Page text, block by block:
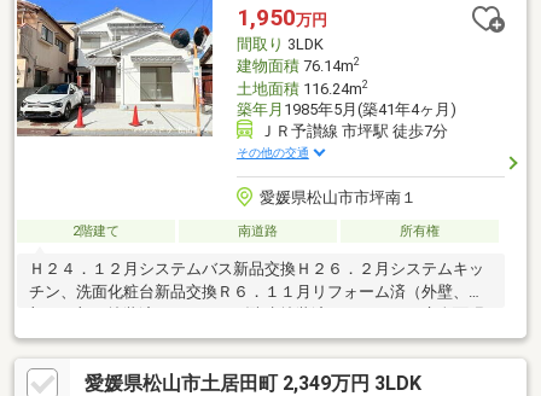
1,950万円
間取り 3LDK
建物面積76.14m2
土地面積116.24m2
築年月 1985年5月(築41年4ヶ月)
ＪＲ予讃線 市坪駅 徒歩7分
その他の交通
愛媛県松山市市坪南１
2階建て 南道路 所有権
Ｈ２４．１２月システムバス新品交換Ｈ２６．２月システムキッ
チン、洗面化粧台新品交換Ｒ６．１１月リフォーム済（外壁、内
替済み、トイレ新品交換、畳表替え、襖張替え、シューズボック
ス新品交換、玄関ドア新品交換、外構土間工事済み、境界ブロッ
クフェンス設置済み、建具調整済み、ハウスクリーニング済み）
愛媛県松山市土居田町 2,349万円 3LDK